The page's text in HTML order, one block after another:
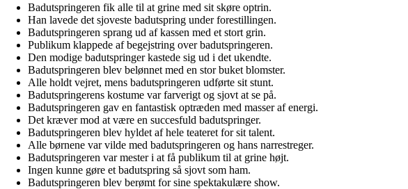
Badutspringeren fik alle til at grine med sit skøre optrin.
Han lavede det sjoveste badutspring under forestillingen.
Badutspringeren sprang ud af kassen med et stort grin.
Publikum klappede af begejstring over badutspringeren.
Den modige badutspringer kastede sig ud i det ukendte.
Badutspringeren blev belønnet med en stor buket blomster.
Alle holdt vejret, mens badutspringeren udførte sit stunt.
Badutspringerens kostume var farverigt og sjovt at se på.
Badutspringeren gav en fantastisk optræden med masser af energi.
Det kræver mod at være en succesfuld badutspringer.
Badutspringeren blev hyldet af hele teateret for sit talent.
Alle børnene var vilde med badutspringeren og hans narrestreger.
Badutspringeren var mester i at få publikum til at grine højt.
Ingen kunne gøre et badutspring så sjovt som ham.
Badutspringeren blev berømt for sine spektakulære show.